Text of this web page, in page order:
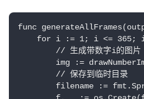
func
for i := 1; i <= 365;
        // 生成带数字i的图片
img :=
        // 保存到临时目录
filename :=